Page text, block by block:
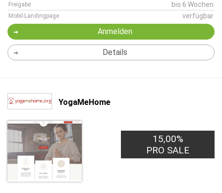
Freigabe bis 6 Wochen
Mobil-Landingpage verfügbar
Anmelden
Details
YogaMeHome
15,00%
PRO SALE